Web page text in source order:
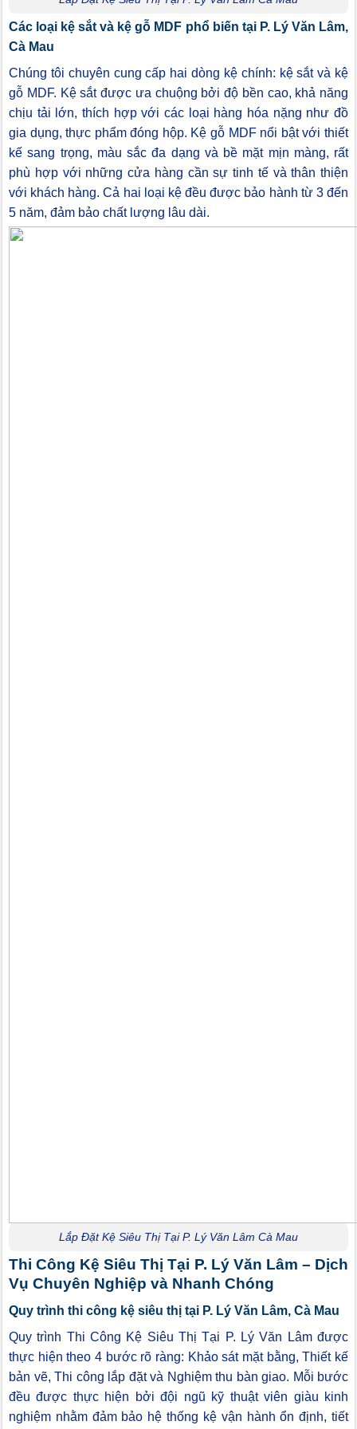
Các loại kệ sắt và kệ gỗ MDF phổ biến tại P. Lý Văn Lâm,
Cà Mau
Chúng tôi chuyên cung cấp hai dòng kệ chính: kệ sắt và kệ
gỗ MDF. Kệ sắt được ưa chuộng bởi độ bền cao, khả năng
chịu tải lớn, thích hợp với các loại hàng hóa nặng như đồ
gia dụng, thực phẩm đóng hộp. Kệ gỗ MDF nổi bật với thiết
kế sang trọng, màu sắc đa dạng và bề mặt mịn màng, rất
phù hợp với những cửa hàng cần sự tinh tế và thân thiện
với khách hàng. Cả hai loại kệ đều được bảo hành từ 3 đến
5 năm, đảm bảo chất lượng lâu dài.
Lắp Đặt Kệ Siêu Thị Tại P. Lý Văn Lâm Cà Mau
Thi Công Kệ Siêu Thị Tại P. Lý Văn Lâm – Dịch
Vụ Chuyên Nghiệp và Nhanh Chóng
Quy trình thi công kệ siêu thị tại P. Lý Văn Lâm, Cà Mau
Quy trình Thi Công Kệ Siêu Thị Tại P. Lý Văn Lâm được
thực hiện theo 4 bước rõ ràng: Khảo sát mặt bằng, Thiết kế
bản vẽ, Thi công lắp đặt và Nghiệm thu bàn giao. Mỗi bước
đều được thực hiện bởi đội ngũ kỹ thuật viên giàu kinh
nghiệm nhằm đảm bảo hệ thống kệ vận hành ổn định, tiết